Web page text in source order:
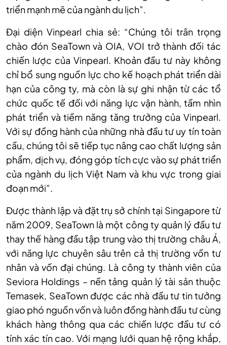
triển mạnh mẽ của ngành du lịch”.
Đại diện Vinpearl chia sẻ: “Chúng tôi trân trọng
chào đón SeaTown và OIA, VOI trở thành đối tác
chiến lược của Vinpearl. Khoản đầu tư này không
chỉ bổ sung nguồn lực cho kế hoạch phát triển dài
hạn của công ty, mà còn là sự ghi nhận từ các tổ
chức quốc tế đối với năng lực vận hành, tầm nhìn
phát triển và tiềm năng tăng trưởng của Vinpearl.
Với sự đồng hành của những nhà đầu tư uy tín toàn
cầu, chúng tôi sẽ tiếp tục nâng cao chất lượng sản
phẩm, dịch vụ, đóng góp tích cực vào sự phát triển
của ngành du lịch Việt Nam và khu vực trong giai
đoạn mới”.
Được thành lập và đặt trụ sở chính tại Singapore từ
năm 2009, SeaTown là một công ty quản lý đầu tư
thay thế hàng đầu tập trung vào thị trường châu Á,
với năng lực chuyên sâu trên cả thị trường vốn tư
nhân và vốn đại chúng. Là công ty thành viên của
Seviora Holdings – nền tảng quản lý tài sản thuộc
Temasek, SeaTown được các nhà đầu tư tin tưởng
giao phó nguồn vốn và luôn đồng hành đầu tư cùng
khách hàng thông qua các chiến lược đầu tư có
tính xác tín cao. Với mạng lưới quan hệ rộng khắp,